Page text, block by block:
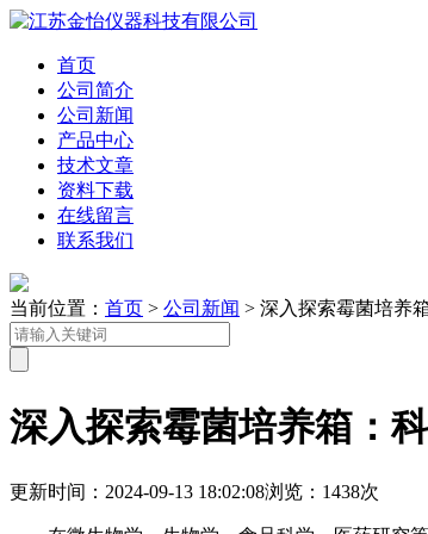
首页
公司简介
公司新闻
产品中心
技术文章
资料下载
在线留言
联系我们
当前位置： 首页 > 公司新闻 > 深入探索霉菌培养
深入探索霉菌培养箱：
更新时间：2024-09-13 18:02:08浏览：1438次